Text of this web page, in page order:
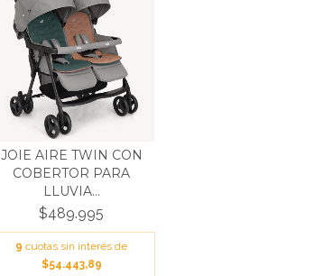
JOIE AIRE TWIN CON
COBERTOR PARA
LLUVIA...
$489.995
9 cuotas sin interés de
$54.443,89